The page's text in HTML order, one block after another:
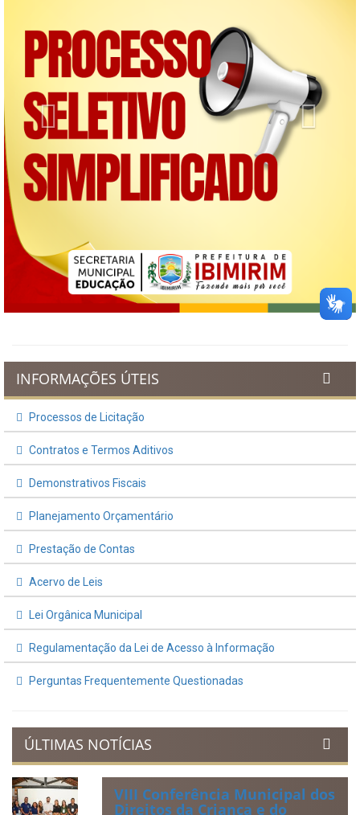
Previous Next
INFORMAÇÕES ÚTEIS
Processos de Licitação
Contratos e Termos Aditivos
Demonstrativos Fiscais
Planejamento Orçamentário
Prestação de Contas
Acervo de Leis
Lei Orgânica Municipal
Regulamentação da Lei de Acesso à Informação
Perguntas Frequentemente Questionadas
ÚLTIMAS NOTÍCIAS
VIII Conferência Municipal dos
Direitos da Criança e do